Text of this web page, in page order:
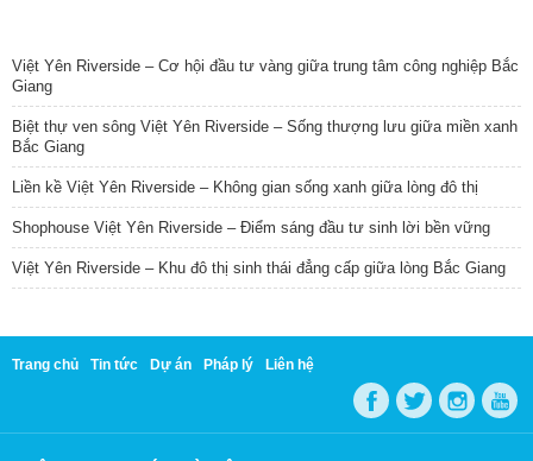
Việt Yên Riverside – Cơ hội đầu tư vàng giữa trung tâm công nghiệp Bắc
Giang
Biệt thự ven sông Việt Yên Riverside – Sống thượng lưu giữa miền xanh
Bắc Giang
Liền kề Việt Yên Riverside – Không gian sống xanh giữa lòng đô thị
Shophouse Việt Yên Riverside – Điểm sáng đầu tư sinh lời bền vững
Việt Yên Riverside – Khu đô thị sinh thái đẳng cấp giữa lòng Bắc Giang
Trang chủ Tin tức Dự án Pháp lý Liên hệ